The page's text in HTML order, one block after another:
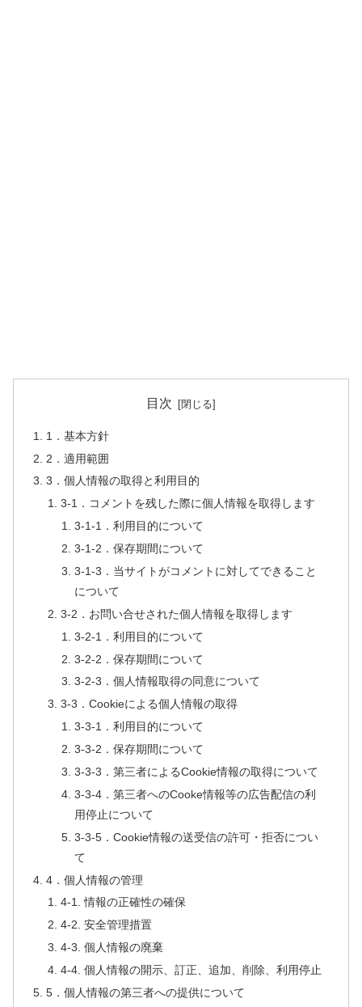
目次
1．基本方針
2．適用範囲
3．個人情報の取得と利用目的
3-1．コメントを残した際に個人情報を取得します
3-1-1．利用目的について
3-1-2．保存期間について
3-1-3．当サイトがコメントに対してできること
について
3-2．お問い合せされた個人情報を取得します
3-2-1．利用目的について
3-2-2．保存期間について
3-2-3．個人情報取得の同意について
3-3．Cookieによる個人情報の取得
3-3-1．利用目的について
3-3-2．保存期間について
3-3-3．第三者によるCookie情報の取得について
3-3-4．第三者へのCooke情報等の広告配信の利
用停止について
3-3-5．Cookie情報の送受信の許可・拒否につい
て
4．個人情報の管理
4-1. 情報の正確性の確保
4-2. 安全管理措置
4-3. 個人情報の廃棄
4-4. 個人情報の開示、訂正、追加、削除、利用停止
5．個人情報の第三者への提供について